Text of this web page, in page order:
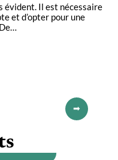
évident. Il est nécessaire
et d’opter pour une